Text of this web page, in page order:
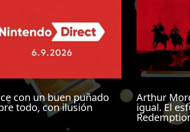
con un buen puñado
todo, con ilusión
Arthur
igual. El